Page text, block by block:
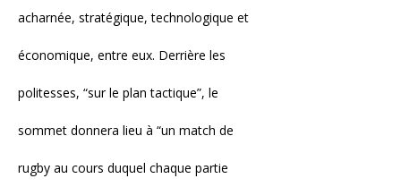
acharnée, stratégique, technologique et
économique, entre eux. Derrière les
politesses, “sur le plan tactique”, le
sommet donnera lieu à “un match de
rugby au cours duquel chaque partie